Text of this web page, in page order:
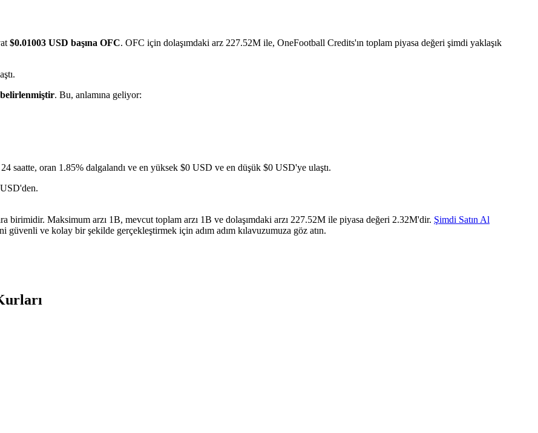
$0.01003 USD başına OFC. OFC için dolaşımdaki arz 227.52M ile, OneFootball Credits'ın toplam piyasa değeri şimdi yaklaşık
belirlenmiştir. Bu, anlamına geliyor:
saatte, oran 1.85% dalgalandı ve en yüksek $0 USD ve en düşük $0 USD'ye ulaştı.
Maksimum arzı 1B, mevcut toplam arzı 1B ve dolaşımdaki arzı 227.52M ile piyasa değeri 2.32M'dir. Şimdi Satın Al
güvenli ve kolay bir şekilde gerçekleştirmek için adım adım kılavuzumuza göz atın.